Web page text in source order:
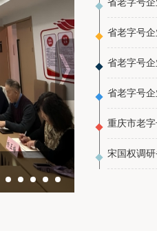
省老字号企
省老字号
省老字号
省老字号
省老字号
重庆市老
宋国权调